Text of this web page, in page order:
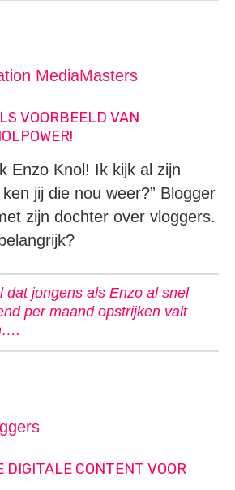
VOORBEELD VAN
Enzo Knol! Ik kijk al zijn
jij die nou weer?” Blogger
zijn dochter over vloggers.
dat jongens als Enzo al snel
per maand opstrijken valt
DIGITALE CONTENT VOOR